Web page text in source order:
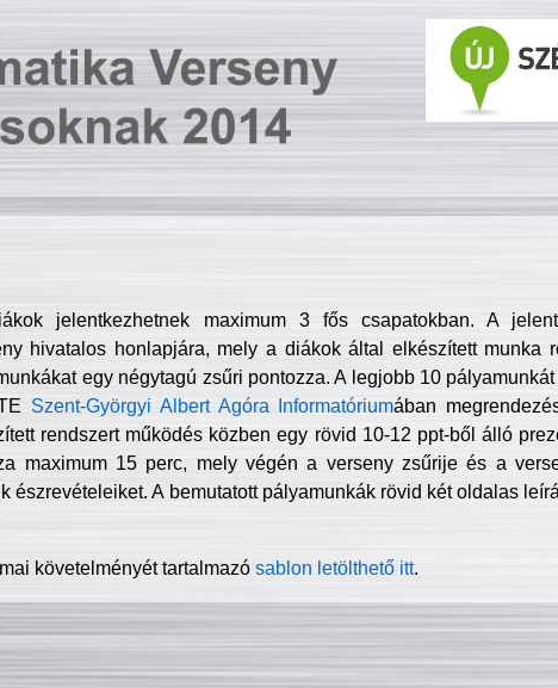
jelentkezhetnek maximum 3 fős csapatokban. A
hivatalos honlapjára, mely a diákok által elkészített munka
egy négytagú zsűri pontozza. A legjobb 10
Szent-Györgyi Albert Agóra Informatóriumában
rendszert működés közben egy rövid 10-12 ppt-ből álló
maximum 15 perc, mely végén a verseny zsűrije és a
észrevételeiket. A bemutatott pályamunkák rövid két oldalas
követelményét tartalmazósablon letölthető itt.